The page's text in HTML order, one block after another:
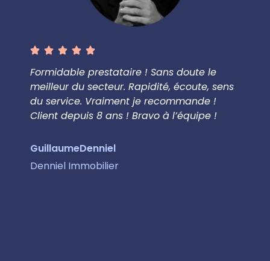
Formidable prestataire ! Sans doute le
meilleur du secteur. Rapidité, écoute, sens
du service. Vraiment je recommande !
Client depuis 8 ans ! Bravo à l’équipe !
GuillaumeDenniel
Denniel Immobilier